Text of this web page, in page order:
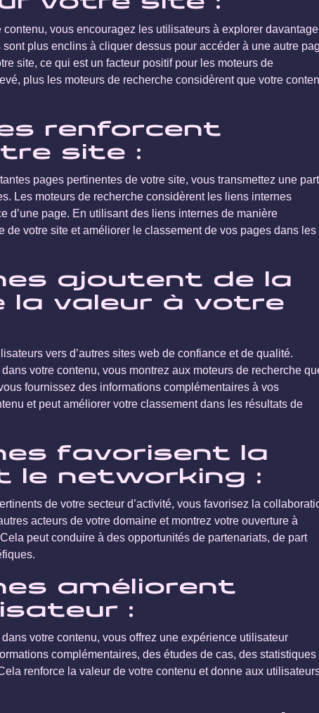
vous encouragez les utilisateurs à explorer davantage
plus enclins à cliquer dessus pour accéder à une autre
site, ce qui est un facteur positif pour les moteurs de
plus les moteurs de recherche considèrent que votre
renforcent
site :
pages pertinentes de votre site, vous transmettez une
Les moteurs de recherche considèrent les liens internes
d’une page. En utilisant des liens internes de manière
de votre site et améliorer le classement de vos pages dans les
ajoutent de la
la valeur à votre
vers d’autres sites web de confiance et de qualité.
votre contenu, vous montrez aux moteurs de recherche
fournissez des informations complémentaires à vos
et peut améliorer votre classement dans les résultats de
favorisent la
le networking :
de votre secteur d’activité, vous favorisez la
acteurs de votre domaine et montrez votre ouverture à
peut conduire à des opportunités de partenariats, de part
améliorent
:
votre contenu, vous offrez une expérience utilisateur
complémentaires, des études de cas, des statistiques
renforce la valeur de votre contenu et donne aux